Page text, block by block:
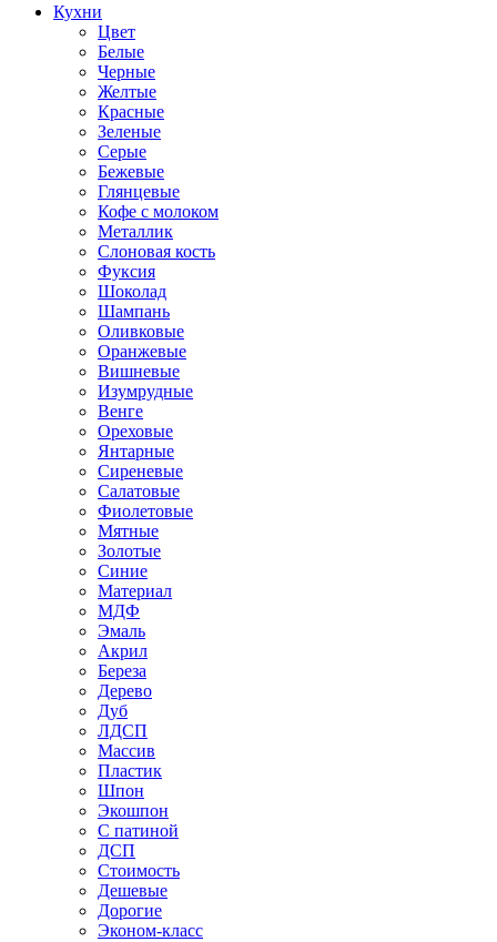
Кухни
Цвет
Белые
Черные
Желтые
Красные
Зеленые
Серые
Бежевые
Глянцевые
Кофе с молоком
Металлик
Слоновая кость
Фуксия
Шоколад
Шампань
Оливковые
Оранжевые
Вишневые
Изумрудные
Венге
Ореховые
Янтарные
Сиреневые
Салатовые
Фиолетовые
Мятные
Золотые
Синие
Материал
МДФ
Эмаль
Акрил
Береза
Дерево
Дуб
ЛДСП
Массив
Пластик
Шпон
Экошпон
С патиной
ДСП
Стоимость
Дешевые
Дорогие
Эконом-класс